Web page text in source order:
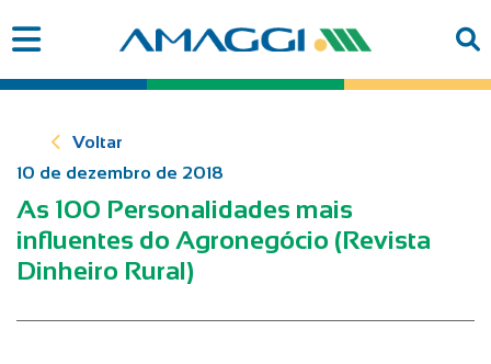
Voltar
10 de dezembro de 2018
As 100 Personalidades mais
influentes do Agronegócio (Revista
Dinheiro Rural)